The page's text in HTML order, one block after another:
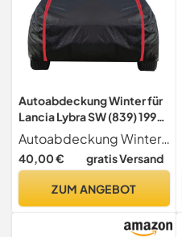
Autoabdeckung Winter für
Lancia Lybra SW (839) 1999-
2005 Combi,
Autoabdeckung Outdoor
Car Cover Outdoor Winter
Winter
Autoabdeckung Winter für Lancia Lybra SW (839) 1999-2005 Combi. Wasserdicht, staubdicht, atmungsaktiv, Allwettereinsatz. Schützen Sie Ihr Auto mit der hochwertigen Autoabdeckung Oxford vor Schmutz und Kratzern. Das robuste Material ist beständig gegen UV-Strahlung, Feuchtigkeit und extreme Temperaturen.
40,00 € gratis Versand
ZUM ANGEBOT